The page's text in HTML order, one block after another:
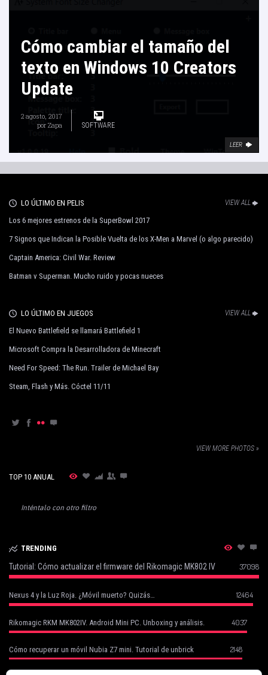
Cómo cambiar el tamaño del
texto en Windows 10 Creators
Update
2 agosto, 2017
por Zapa SOFTWARE
LEER
LO ÚLTIMO EN PELIS VIEW ALL
Los 6 mejores estrenos de la SuperBowl 2017
7 Signos que Indican la Posible Vuelta de los X-Men a Marvel (o algo parecido)
Captain America: Civil War. Review
Batman v Superman. Mucho ruido y pocas nueces
LO ÚLTIMO EN JUEGOS VIEW ALL
El Nuevo Battlefield se llamará Battlefield 1
Microsoft Compra la Desarrolladora de Minecraft
Need For Speed: The Run. Trailer de Michael Bay
Steam, Flash y Más. Cóctel 11/11
VIEW MORE PHOTOS »
TOP 10 ANUAL
Inténtalo con otro filtro
TRENDING
Tutorial: Cómo actualizar el firmware del Rikomagic MK802 IV 37098
Nexus 4 y la Luz Roja. ¿Móvil muerto? Quizás… 12464
Rikomagic RKM MK802IV. Android Mini PC. Unboxing y análisis. 4037
Cómo recuperar un móvil Nubia Z7 mini. Tutorial de unbrick 2148